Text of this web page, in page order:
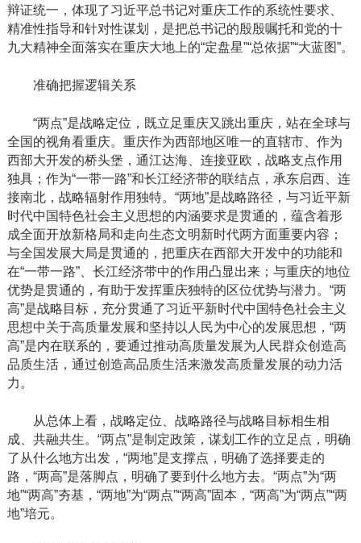
辩证统一，体现了习近平总书记对重庆工作的系统性要求、
精准性指导和针对性谋划，是把总书记的殷殷嘱托和党的十
九大精神全面落实在重庆大地上的“定盘星”“总依据”“大蓝图”。
准确把握逻辑关系
“两点”是战略定位，既立足重庆又跳出重庆，站在全球与
全国的视角看重庆。重庆作为西部地区唯一的直辖市、作为
西部大开发的桥头堡，通江达海、连接亚欧，战略支点作用
独具；作为“一带一路”和长江经济带的联结点，承东启西、连
接南北，战略辐射作用独特。“两地”是战略路径，与习近平新
时代中国特色社会主义思想的内涵要求是贯通的，蕴含着形
成全面开放新格局和走向生态文明新时代两方面重要内容；
与全国发展大局是贯通的，把重庆在西部大开发中的功能和
在“一带一路”、长江经济带中的作用凸显出来；与重庆的地位
优势是贯通的，有助于发挥重庆独特的区位优势与潜力。“两
高”是战略目标，充分贯通了习近平新时代中国特色社会主义
思想中关于高质量发展和坚持以人民为中心的发展思想，“两
高”是内在联系的，要通过推动高质量发展为人民群众创造高
品质生活，通过创造高品质生活来激发高质量发展的动力活
力。
从总体上看，战略定位、战略路径与战略目标相生相
成、共融共生。“两点”是制定政策，谋划工作的立足点，明确
了从什么地方出发，“两地”是支撑点，明确了选择要走的
路，“两高”是落脚点，明确了要到什么地方去。“两点”为“两
地”“两高”夯基，“两地”为“两点”“两高”固本，“两高”为“两点”“两
地”培元。